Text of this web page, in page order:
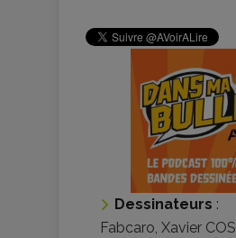
Dessinateurs :
Fabcaro, Xavier